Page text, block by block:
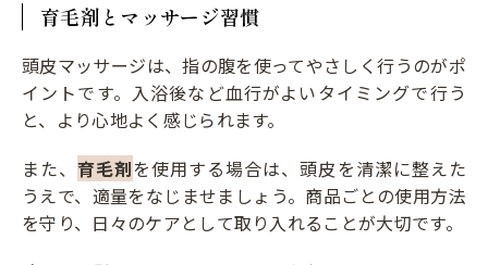
育毛剤とマッサージ習慣
頭皮マッサージは、指の腹を使ってやさしく行うのがポ
イントです。入浴後など血行がよいタイミングで行う
と、より心地よく感じられます。
また、育毛剤を使用する場合は、頭皮を清潔に整えた
うえで、適量をなじませましょう。商品ごとの使用方法
を守り、日々のケアとして取り入れることが大切です。